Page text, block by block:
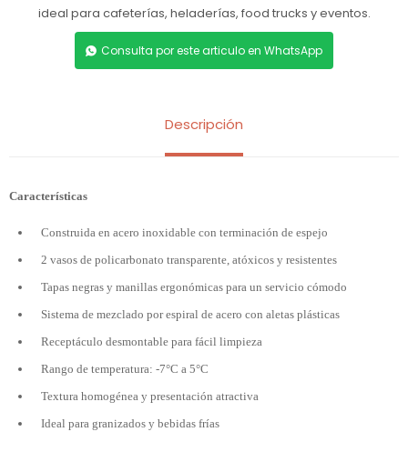
ideal para cafeterías, heladerías, food trucks y eventos.
Consulta por este articulo en WhatsApp
Descripción
Características
Construida en acero inoxidable con terminación de espejo
2 vasos de policarbonato transparente, atóxicos y resistentes
Tapas negras y manillas ergonómicas para un servicio cómodo
Sistema de mezclado por espiral de acero con aletas plásticas
Receptáculo desmontable para fácil limpieza
Rango de temperatura: -7°C a 5°C
Textura homogénea y presentación atractiva
Ideal para granizados y bebidas frías